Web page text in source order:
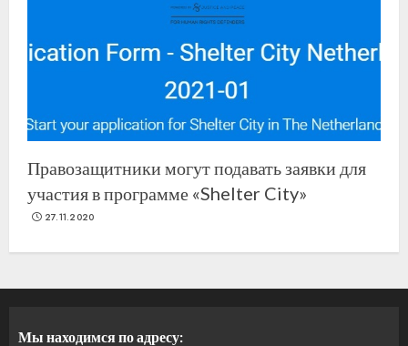
Правозащитники могут подавать заявки для
участия в программе «Shelter City»
27.11.2020
Мы находимся по адресу: